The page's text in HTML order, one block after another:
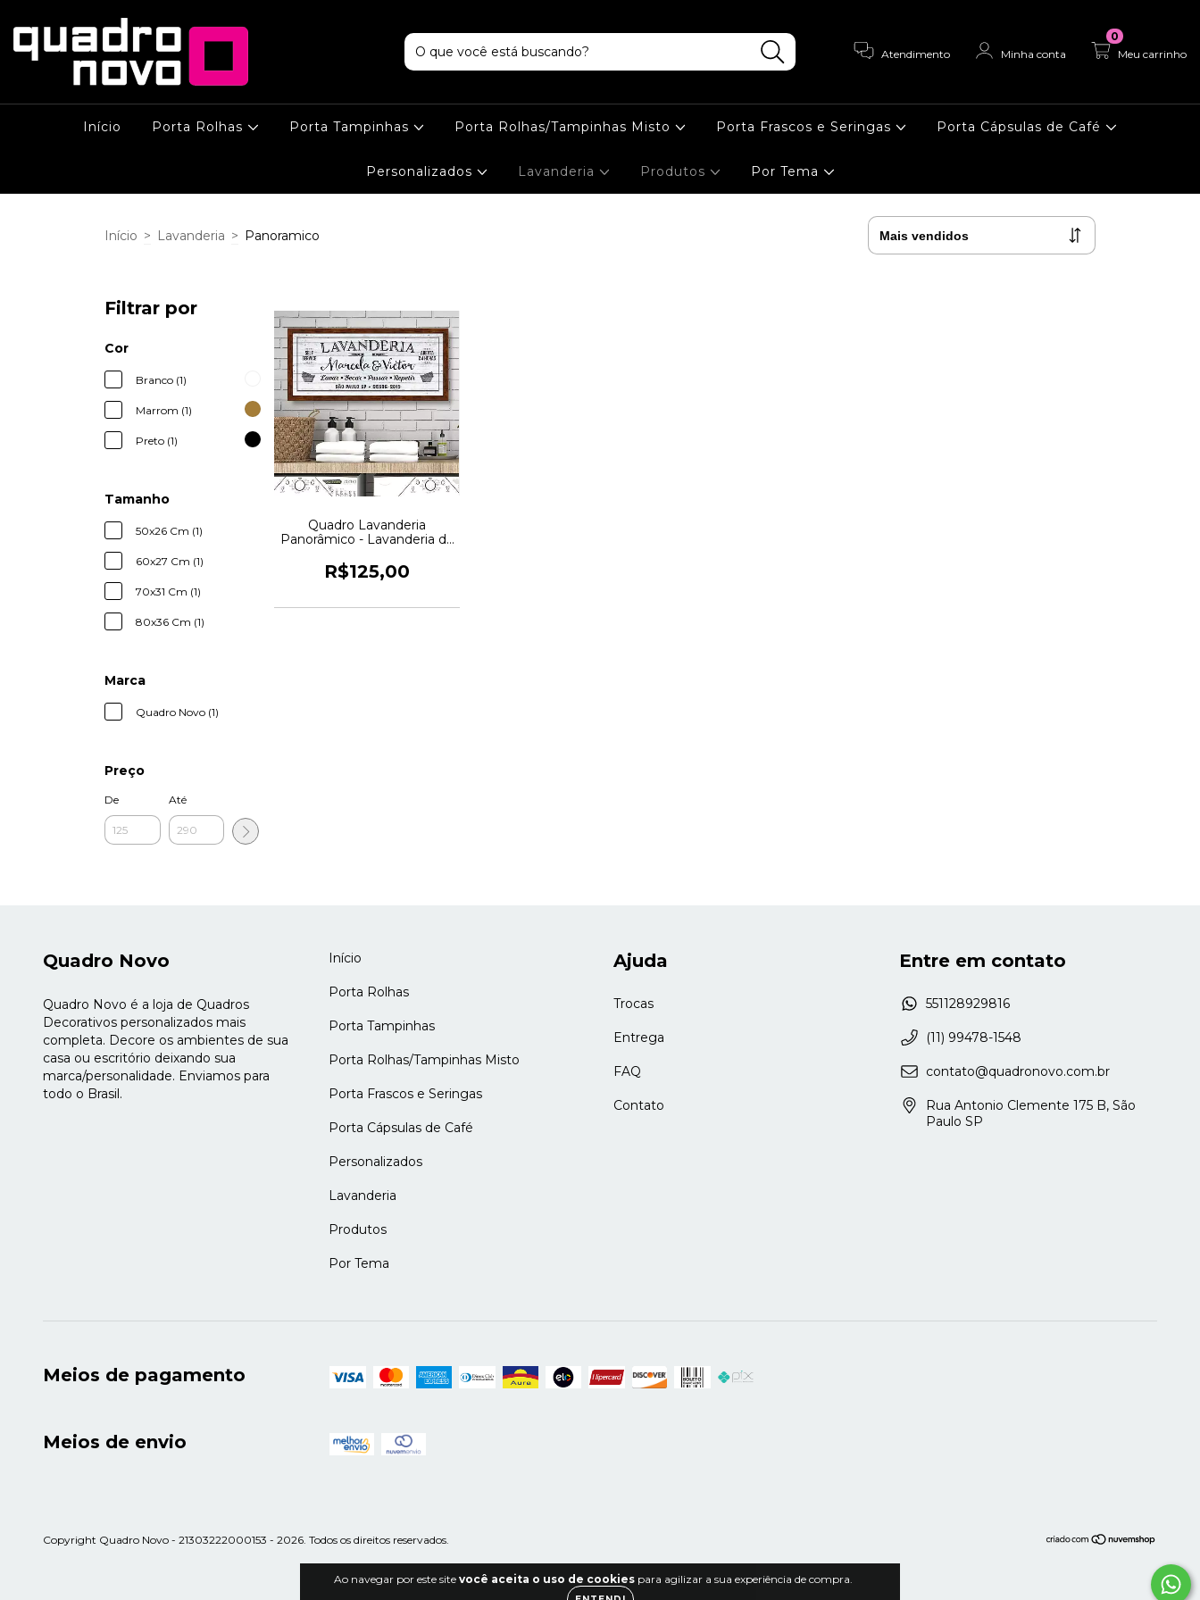
Atendimento Minha conta Meu carrinho
0
Início Porta Rolhas Porta Tampinhas Porta Rolhas/Tampinhas Misto Porta Frascos e Seringas Porta Cápsulas de Café
Personalizados Lavanderia Produtos Por Tema
Ao navegar por este site você aceita o uso de cookiespara agilizar a sua experiência de compra.
Início > Lavanderia > Panoramico
Filtrar por
Cor
Branco (1)
Marrom (1)
Preto (1)
Tamanho
50x26 Cm (1)
60x27 Cm (1)
70x31 Cm (1)
80x36 Cm (1)
Marca
Quadro Novo (1)
Preço
De Até
Quadro Lavanderia
Panorâmico - Lavanderia da
R$125,00
Quadro Novo
Quadro Novo é a loja de Quadros
Decorativos personalizados mais
completa. Decore os ambientes de sua
casa ou escritório deixando sua
marca/personalidade. Enviamos para
todo o Brasil.
Início
Porta Rolhas
Porta Tampinhas
Porta Rolhas/Tampinhas Misto
Porta Frascos e Seringas
Porta Cápsulas de Café
Personalizados
Lavanderia
Produtos
Por Tema
Ajuda
Trocas
Entrega
FAQ
Contato
Entre em contato
551128929816
(11) 99478-1548
contato@quadronovo.com.br
Rua Antonio Clemente 175 B, São
Paulo SP
Meios de pagamento
Meios de envio
Copyright Quadro Novo - 21303222000153 - 2026. Todos os direitos reservados.